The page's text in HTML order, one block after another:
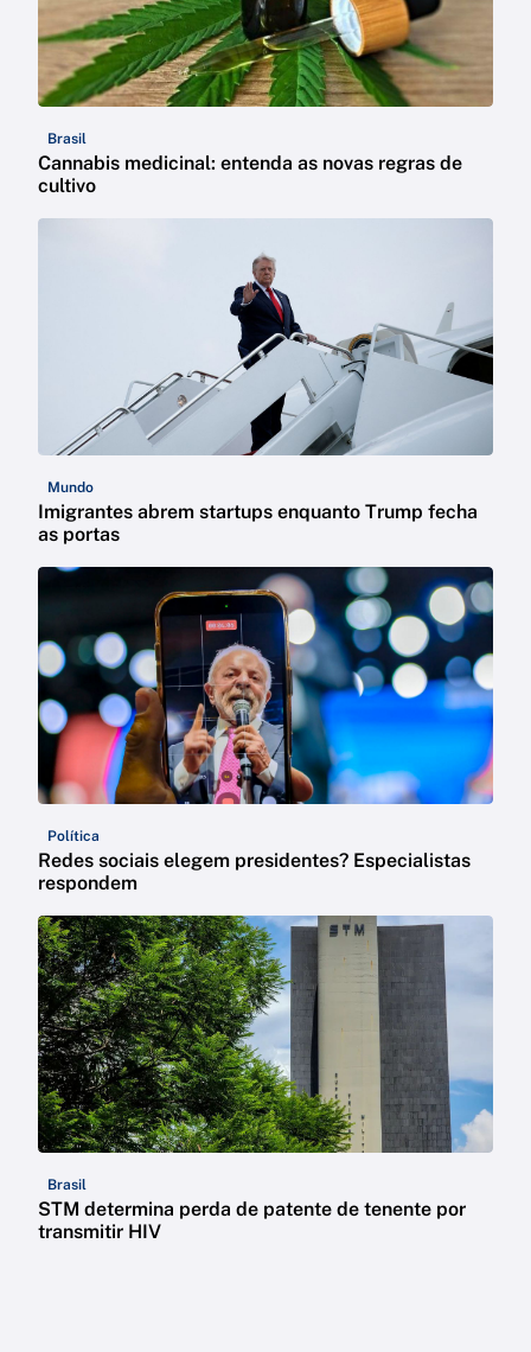
Brasil
Cannabis medicinal: entenda as novas regras de
cultivo
Mundo
Imigrantes abrem startups enquanto Trump fecha
as portas
Política
Redes sociais elegem presidentes? Especialistas
respondem
Brasil
STM determina perda de patente de tenente por
transmitir HIV